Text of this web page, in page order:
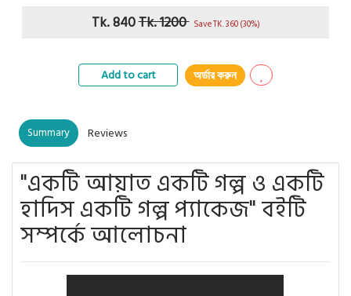
Tk. 840Tk. 1200 Save TK. 360 (30%)
Add to cart অর্ডার করুন
Summary Reviews
"একটি আয়াত একটি গল্প ও একটি
হাদিস একটি গল্প প্যাকেজ" বইটি
সম্পর্কে আলোচনা